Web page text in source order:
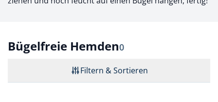
Bügelfreie HemdenErgebnisse
0
Filtern & Sortieren